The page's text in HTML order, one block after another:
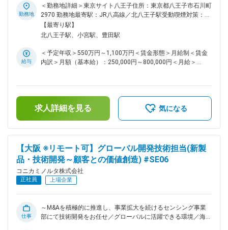
味で技術に没頭できる職場です。弊社の中核事業であるプロダ
クションプリント製品開発だからこそ、プロフェッショナルな
エンジニアが多く在籍しています。実業務を通じて「実現した
い夢」を見つけ、将来コニカミノルタを支え社会に発信してい
場もたくさんあります。 変更の範囲：会社の定める業務
は知的財産戦略を高度にするだけでなく、柔軟な思考力と着実
な実行力、生産性、スピード感をも高めることが求められてい
ます。そこで知的財産部の強化を図り、当社の企業価値向上に
貢献に対して、リーダシップを発揮できる前向きな人財を募集
題に直面しています。 ・事業環境の急激な変化への迅速な対
応 技術革新、競争環境の変化に応じた柔軟且つ迅速な知財戦
要。 ・知財の事業貢献 新規事業の立ち上げ、成長の知財に
よる一層の貢献が必要。 ■業務内容： 知的財産部のメンバー
またはマネージャーとして以下の業務を担当していただきま
す。 （1）知的財産戦略の策定、提案 （2）リエゾン業務（発
知的財産活用及び他社知的財産対応業務 （5）知的財産組織の
管理、運営、改革案の策定及び推進（マネージャー職のみ）
（6）特許事務所のマネジメント、調整業務 ・ご経験や技術的
バックグラウンド等を踏まえて、インダストリー、ヘルスケ
ア、プロフェッショナルプリント、デジタルワークプレイス
等、いずれかの事業を担当し事業戦略から落とし込んだ知財戦
特許出願の件数は変動しますが、年間数十件程度の特許出願・
権利化を担当します。明細書作成を含む事務的な業務は特許事
勤務地
＜勤務地詳細＞東京サイト八王子住所：東京都八王子市石川町
2970 勤務地最寄駅：JR八高線／北八王子駅受動喫煙対策：屋
内全面禁煙変更の範囲：会社の定める事業所（リモートワーク
含む）
【最寄り駅】
北八王子駅、小宮駅、豊田駅
給与
＜予定年収＞550万円～1,100万円＜賃金形態＞月給制＜賃金
内訳＞月額（基本給）：250,000円～800,000円＜月給＞
り、選考を通じて上下する可能性があります。月給(月額)は固
定手当を含めた表記です。
求人詳細を見る 気になる
【大阪 ※リモート可】グローバル開発技術担当(新製
品・技術開発～顧客との価値創造) #SE06
コニカミノルタ株式会社
正社員 上場企業
仕事
～M&Aを積極的に推進し、事業拡大を続けるセンシング事業
部にて技術開発をお任せ／グローバルに活躍できる環境／海外